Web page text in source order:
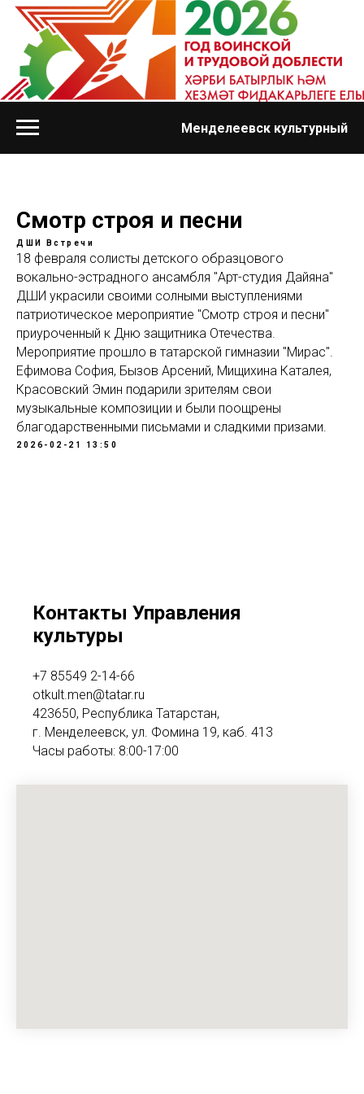
Менделеевск культурный
Смотр строя и песни
ДШИ Встречи
18 февраля солисты детского образцового
вокально-эстрадного ансамбля "Арт-студия Дайяна"
ДШИ украсили своими солными выступлениями
патриотическое мероприятие "Смотр строя и песни"
приуроченный к Дню защитника Отечества.
Мероприятие прошло в татарской гимназии "Мирас".
Ефимова София, Бызов Арсений, Мищихина Каталея,
Красовский Эмин подарили зрителям свои
музыкальные композиции и были поощрены
благодарственными письмами и сладкими призами.
2026-02-21 13:50
Контакты Управления
культуры
+7 85549 2-14-66
otkult.men@tatar.ru
423650, Республика Татарстан,
г. Менделеевск, ул. Фомина 19, каб. 413
Часы работы: 8:00-17:00